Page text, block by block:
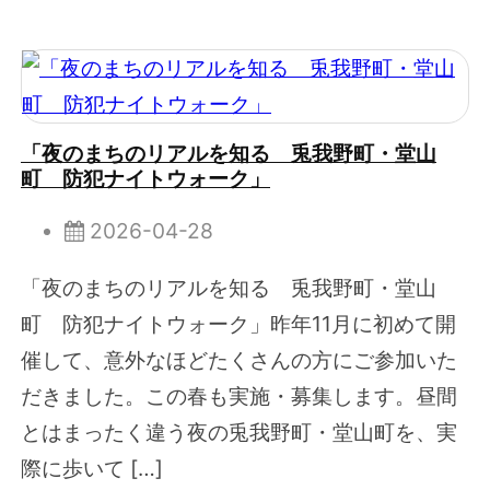
「夜のまちのリアルを知る 兎我野町・堂山
町 防犯ナイトウォーク」
2026-04-28
「夜のまちのリアルを知る 兎我野町・堂山
町 防犯ナイトウォーク」昨年11月に初めて開
催して、意外なほどたくさんの方にご参加いた
だきました。この春も実施・募集します。昼間
とはまったく違う夜の兎我野町・堂山町を、実
際に歩いて […]